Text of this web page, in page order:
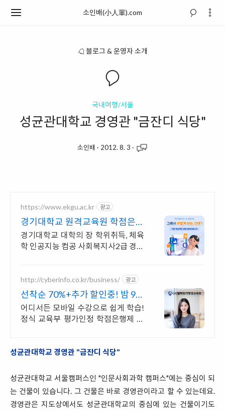
소인배(小人輩).com
블로그 & 운영자 소개
국내여행/서울
성균관대학교 경영관 "금잔디 식당"
소인배 · 2012. 8. 3 ·
https://www.ekgu.ac.kr 광고
경기대학교 원격교육원 학점은행
제 100%온라인수업
경기대학교 대학의 장 학위취득, 체육
학 인공지능 컴공 사회복지사2급 경영
http://cyberinfo.co.kr/business/ 광고
선착순 70%+추가 할인중! 밤 9시
까지 상담가능!
어디서든 모바일 수강으로 쉽게 학습!
정식 교육부 평가인정 학점은행제 원
성균관대학교 경영관 "금잔디 식당"
성균관대학교 서울캠퍼스인 "인문사회과학 캠퍼스"에는 중심이 되
는 건물이 있습니다. 그 건물은 바로 경영관이라고 할 수 있는데요.
경영관은 지도상에서도 성균관대학교의 중심에 있는 건물이기도